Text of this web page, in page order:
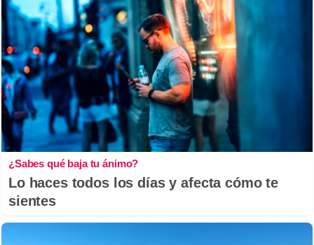
¿Sabes qué baja tu ánimo?
Lo haces todos los días y afecta cómo te
sientes